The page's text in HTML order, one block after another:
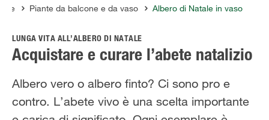
Info
Chi siamo
Solo il meglio!
Piante da balcone e da vaso Albero di Natale in vaso
LUNGA VITA ALL’ALBERO DI NATALE
Acquistare e curare l’abete natalizio
Albero vero o albero finto? Ci sono pro e
contro. L’abete vivo è una scelta importante